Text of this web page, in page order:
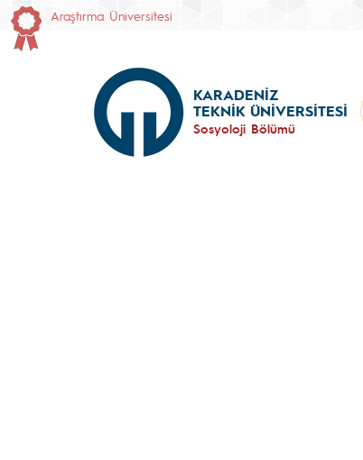
Araştırma Üniversitesi
KARADENİZ
TEKNİK ÜNİVERSİTESİ
Sosyoloji Bölümü